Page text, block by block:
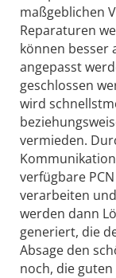
maßgeblichen
Reparaturen
können besser
angepasst
geschlossen
wird
vermieden.
verfügbare
verarbeiten
werden dann
generiert, die
Absage den
noch, die guten